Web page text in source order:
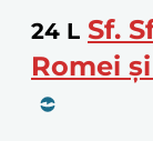
24 L Sf.
Romei